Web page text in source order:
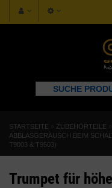
SUCHE
STARTSEITE ZUBEHÖRTEILE
ABBLASGERÄUSCH BEIM
9003 & T9503)
Trumpet für